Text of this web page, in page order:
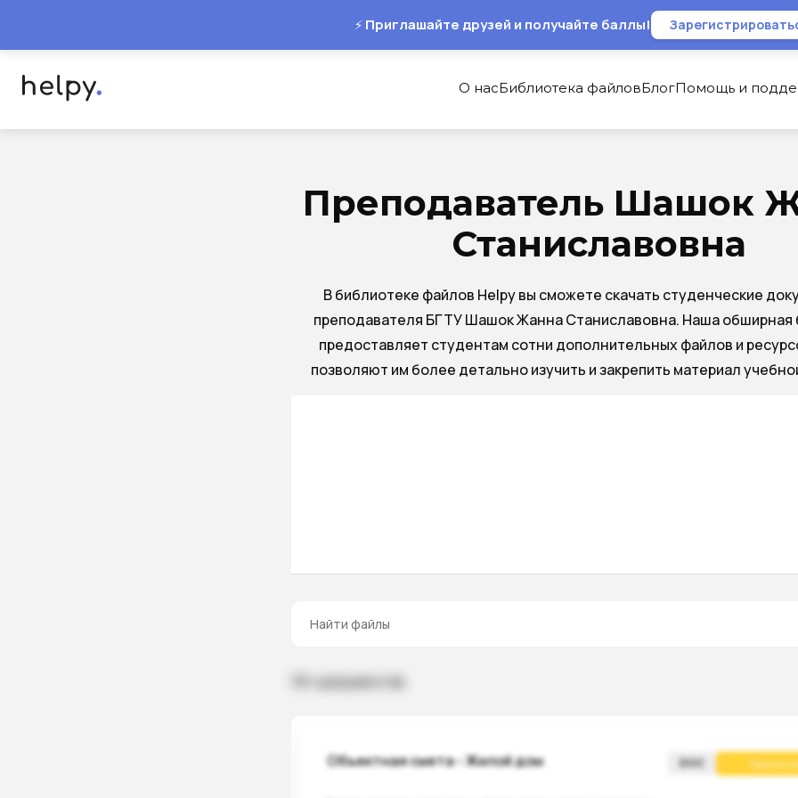
⚡ Приглашайте друзей и получайте баллы!
О насБиблиотека файловБлогПомощь и
Преподаватель Шашок
Станиславовна
В библиотеке файлов Helpy вы сможете скачать студенческие
преподавателя БГТУ Шашок Жанна Станиславовна. Наша обширная
предоставляет студентам сотни дополнительных файлов и
позволяют им более детально изучить и закрепить материал
10+ документов
Объектная смета - Жилой дом DOC